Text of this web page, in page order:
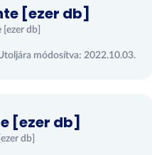
[ezer db]
db]
módosítva: 2022.10.03.
[ezer db]
db]